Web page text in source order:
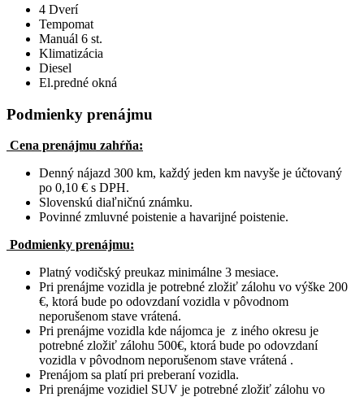
4 Dverí
Tempomat
Manuál 6 st.
Klimatizácia
Diesel
El.predné okná
Podmienky prenájmu
Cena prenájmu zahŕňa:
Denný nájazd 300 km, každý jeden km navyše je účtovaný
po 0,10 € s DPH.
Slovenskú diaľničnú známku.
Povinné zmluvné poistenie a havarijné poistenie.
Podmienky prenájmu:
Platný vodičský preukaz minimálne 3 mesiace.
Pri prenájme vozidla je potrebné zložiť zálohu vo výške 200
€, ktorá bude po odovzdaní vozidla v pôvodnom
neporušenom stave vrátená.
Pri prenájme vozidla kde nájomca je z iného okresu je
potrebné zložiť zálohu 500€, ktorá bude po odovzdaní
vozidla v pôvodnom neporušenom stave vrátená .
Prenájom sa platí pri preberaní vozidla.
Pri prenájme vozidiel SUV je potrebné zložiť zálohu vo